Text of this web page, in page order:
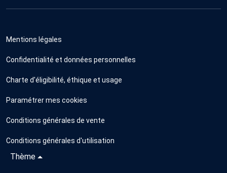
Mentions légales
Confidentialité et données personnelles
Charte d'éligibilité, éthique et usage
Paramétrer mes cookies
Conditions générales de vente
Conditions générales d'utilisation
Thème